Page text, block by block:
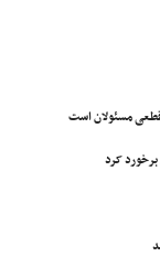
قطعی مسئولان است
کرد